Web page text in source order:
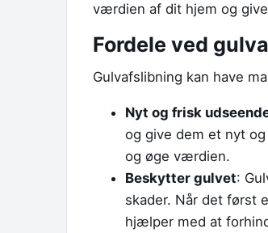
værdien af dit hjem og
Fordele ved
Gulvafslibning kan have
Nyt og frisk
og give dem et nyt
og øge værdien.
Beskytter gulvet:
skader. Når det først
hjælper med at